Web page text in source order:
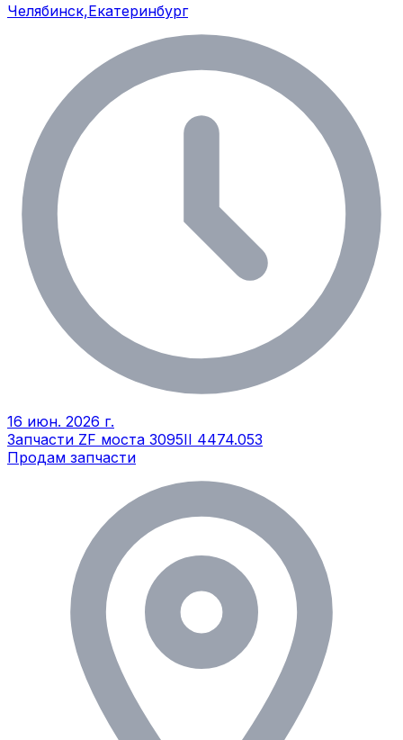
Челябинск,Екатеринбург
16 июн. 2026 г.
Запчасти ZF моста 3095II 4474.053
Продам запчасти